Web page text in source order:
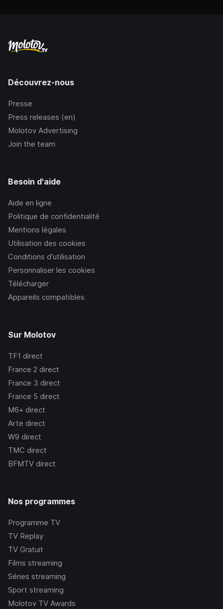
Découvrez-nous
Presse
Press releases (en)
Molotov Advertising
Join the team
Besoin d'aide
Aide en ligne
Politique de confidentialité
Mentions légales
Utilisation des cookies
Conditions d’utilisation
Personnaliser les cookies
Télécharger
Appareils compatibles
Sur Molotov
TF1 direct
France 2 direct
France 3 direct
France 5 direct
M6+ direct
Arte direct
W9 direct
TMC direct
BFMTV direct
Nos programmes
Programme TV
TV Replay
TV Gratuit
Films streaming
Séries streaming
Sport streaming
Molotov TV Awards